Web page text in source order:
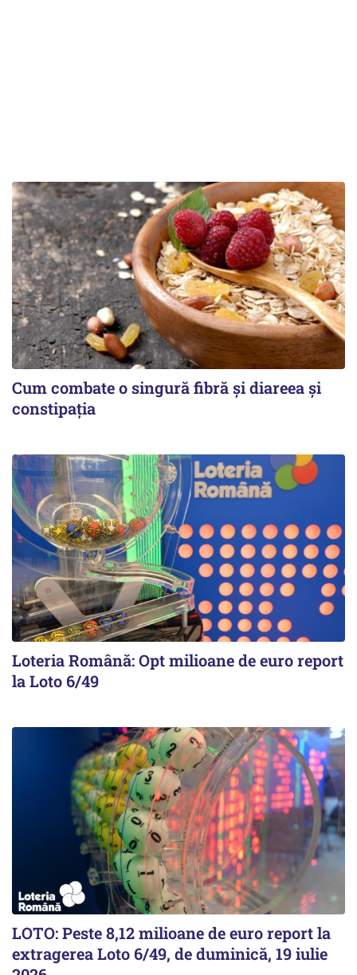
Cum combate o singură fibră și diareea și
constipația
Loteria Română: Opt milioane de euro report
la Loto 6/49
LOTO: Peste 8,12 milioane de euro report la
extragerea Loto 6/49, de duminică, 19 iulie